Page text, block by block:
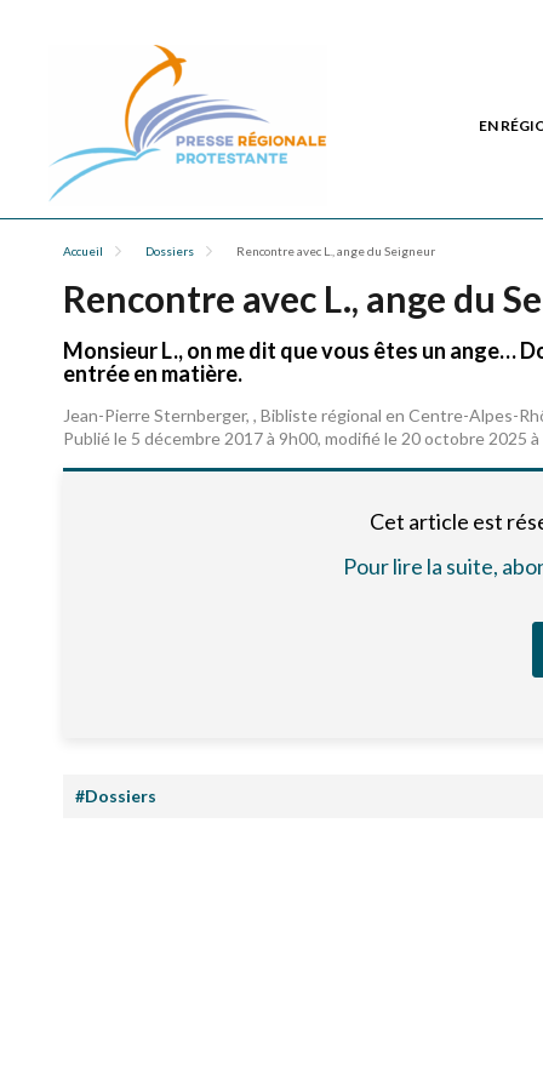
EN
Accueil Dossiers Rencontre avec L., ange du Seigneur
Rencontre avec L., ange du
Monsieur L., on me dit que vous êtes un ange…
entrée en matière.
Jean-Pierre Sternberger, , Bibliste régional en Centre-Alpes-
Publié le 5 décembre 2017 à 9h00, modifié le 20 octobre 2025 à
Cet article est
Pour lire la suite,
#Dossiers